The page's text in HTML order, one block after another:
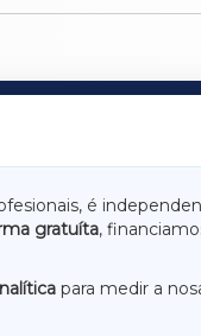
é
gratuíta,
para medir a
LUGOXA